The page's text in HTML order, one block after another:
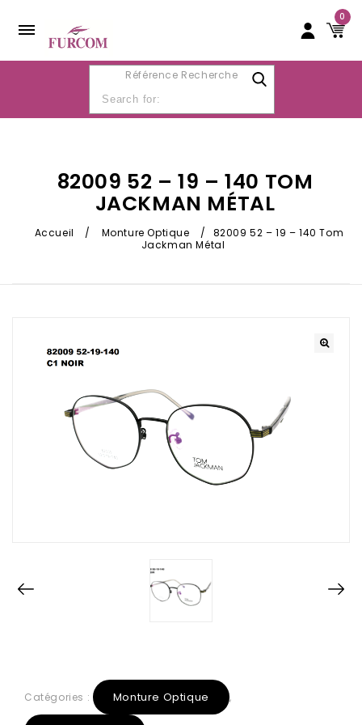
0
Référence Recherche
82009 52 – 19 – 140 TOM
JACKMAN MÉTAL
Accueil / Monture Optique /
82009 52 – 19 – 140 Tom
Jackman Métal
Catégories : Monture Optique ,